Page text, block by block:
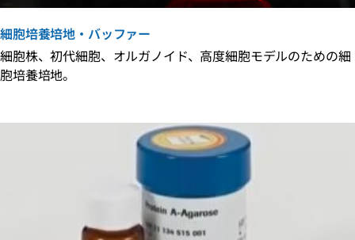
細胞培養培地・バッファー
細胞株、初代細胞、オルガノイド、高度細胞モデルのための細
胞培養培地。